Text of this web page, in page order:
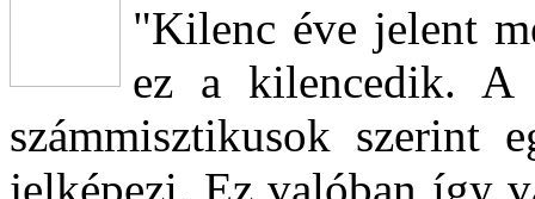
"Kilenc éve jelent
ez a kilencedik. A
számmisztikusok szerint